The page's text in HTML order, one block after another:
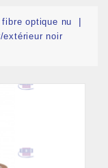
fibre optique nu
extérieur noir